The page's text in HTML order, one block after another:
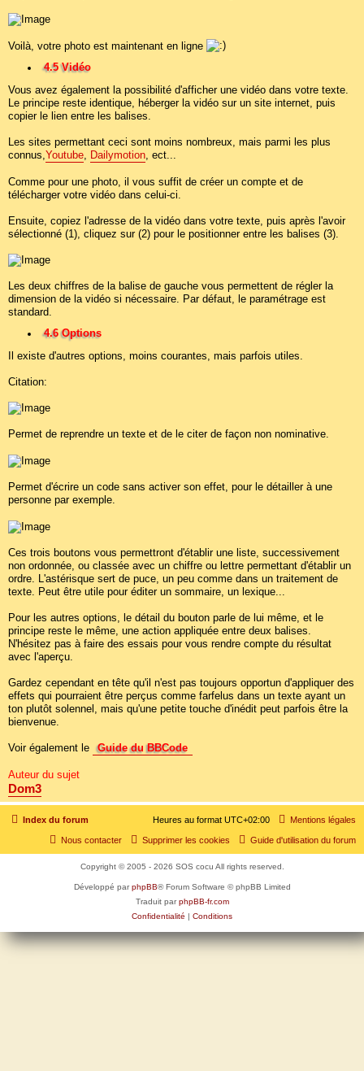
Voilà, votre photo est maintenant en ligne
4.5 Vidéo
Vous avez également la possibilité d'afficher une vidéo dans votre texte.
Le principe reste identique, héberger la vidéo sur un site internet, puis
copier le lien entre les balises.
Les sites permettant ceci sont moins nombreux, mais parmi les plus
connus, Youtube Dailymotion , ect...
Comme pour une photo, il vous suffit de créer un compte et de
télécharger votre vidéo dans celui-ci.
Ensuite, copiez l'adresse de la vidéo dans votre texte, puis après l'avoir
sélectionné (1), cliquez sur (2) pour le positionner entre les balises (3).
Les deux chiffres de la balise de gauche vous permettent de régler la
dimension de la vidéo si nécessaire. Par défaut, le paramétrage est
standard.
4.6 Options
Il existe d'autres options, moins courantes, mais parfois utiles.
Citation:
Permet de reprendre un texte et de le citer de façon non nominative.
Permet d'écrire un code sans activer son effet, pour le détailler à une
personne par exemple.
Ces trois boutons vous permettront d'établir une liste, successivement
non ordonnée, ou classée avec un chiffre ou lettre permettant d'établir un
ordre. L'astérisque sert de puce, un peu comme dans un traitement de
texte. Peut être utile pour éditer un sommaire, un lexique...
Pour les autres options, le détail du bouton parle de lui même, et le
principe reste le même, une action appliquée entre deux balises.
N'hésitez pas à faire des essais pour vous rendre compte du résultat
avec l'aperçu.
Gardez cependant en tête qu'il n'est pas toujours opportun d'appliquer des
effets qui pourraient être perçus comme farfelus dans un texte ayant un
ton plutôt solennel, mais qu'une petite touche d'inédit peut parfois être la
bienvenue.
Voir également le Guide du BBCode
Auteur du sujet
Dom3
Index du forum Mentions légales
Heures au format UTC+02:00
Guide d'utilisation du forum
Supprimer les cookies
Nous contacter
Copyright © 2005 - 2026 SOS cocu All rights reserved.
Développé parphpBB® Forum Software © phpBB Limited
Traduit parphpBB-fr.com
Confidentialité | Conditions